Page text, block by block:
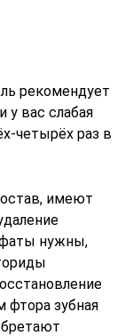
рекомендует
у вас слабая
четырёх раз в
имеют
нужны,
фтора зубная